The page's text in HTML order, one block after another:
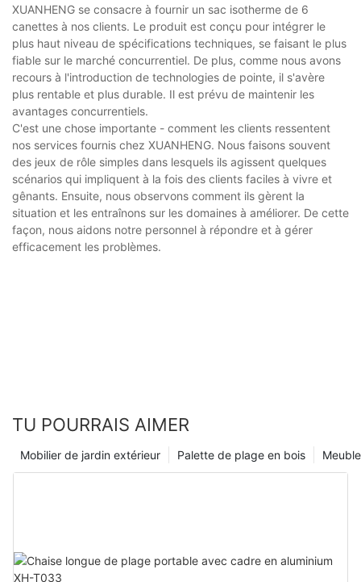
XUANHENG se consacre à fournir un sac isotherme de 6
canettes à nos clients. Le produit est conçu pour intégrer le
plus haut niveau de spécifications techniques, se faisant le plus
fiable sur le marché concurrentiel. De plus, comme nous avons
recours à l'introduction de technologies de pointe, il s'avère
plus rentable et plus durable. Il est prévu de maintenir les
avantages concurrentiels.
C'est une chose importante - comment les clients ressentent
nos services fournis chez XUANHENG. Nous faisons souvent
des jeux de rôle simples dans lesquels ils agissent quelques
scénarios qui impliquent à la fois des clients faciles à vivre et
gênants. Ensuite, nous observons comment ils gèrent la
situation et les entraînons sur les domaines à améliorer. De cette
façon, nous aidons notre personnel à répondre et à gérer
efficacement les problèmes.
TU POURRAIS AIMER
Palette de plage en bois
Mobilier de jardin extérieur